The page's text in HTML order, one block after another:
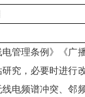
管理条例》《广
究，必要时进行
电频谱冲突、邻